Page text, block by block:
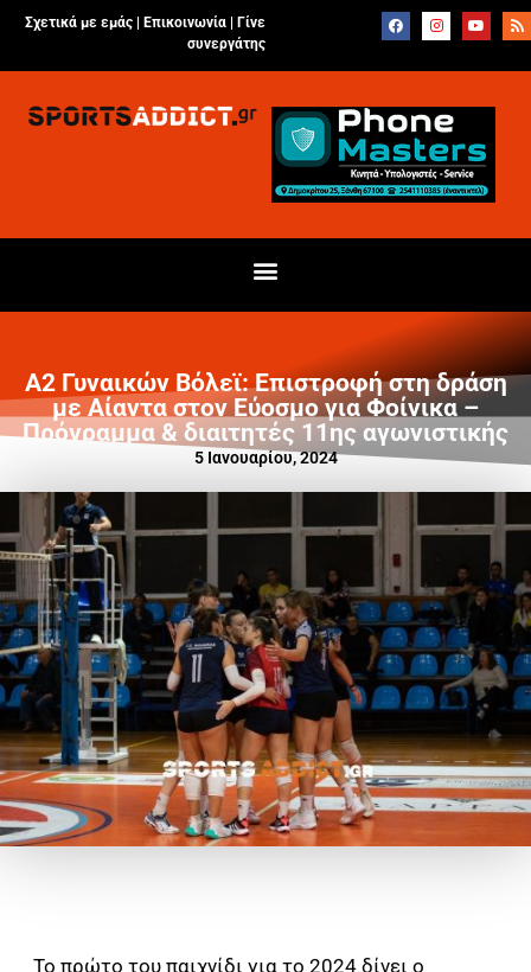
Σχετικά με εμάς | Επικοινωνία
Γίνε
συνεργάτης
Α2 Γυναικών Βόλεϊ: Επιστροφή στη δράση
με Αίαντα στον Εύοσμο για Φοίνικα –
Πρόγραμμα & διαιτητές 11ης αγωνιστικής
5 Ιανουαρίου, 2024
Το πρώτο του παιχνίδι για το 2024 δίνει ο